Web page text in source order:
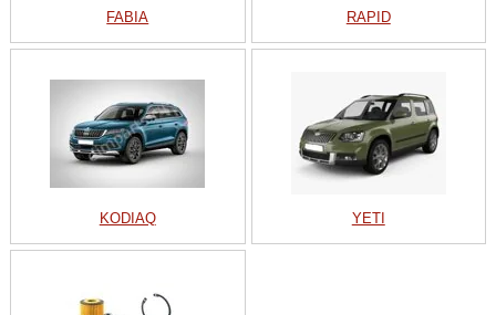
FABIA RAPID
KODIAQ YETI